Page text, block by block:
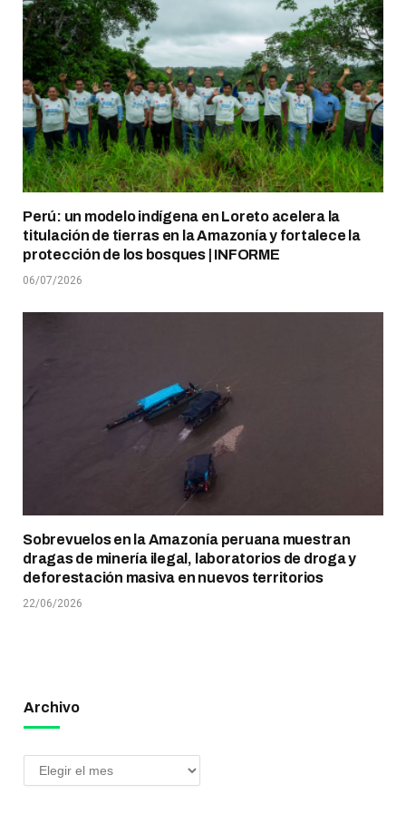
Perú: un modelo indígena en Loreto acelera la
titulación de tierras en la Amazonía y fortalece la
protección de los bosques | INFORME
06/07/2026
Sobrevuelos en la Amazonía peruana muestran
dragas de minería ilegal, laboratorios de droga y
deforestación masiva en nuevos territorios
22/06/2026
Archivo